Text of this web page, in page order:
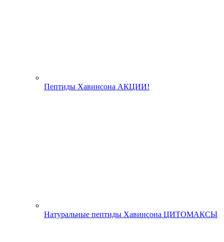
Пептиды Хавинсона АКЦИИ!
Натуральные пептиды Хавинсона ЦИТОМАКСЫ